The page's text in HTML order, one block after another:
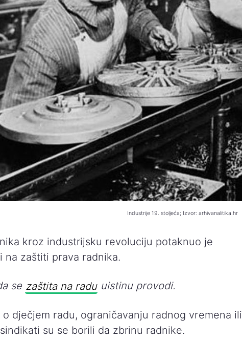
Industrije 19. stoljeća; Izvor: arhivanalitika.hr
kroz industrijsku revoluciju potaknuo je
zaštiti prava radnika.
se zaštita na raduuistinu provodi.
dječjem radu, ograničavanju radnog vremena ili
su se borili da zbrinu radnike.